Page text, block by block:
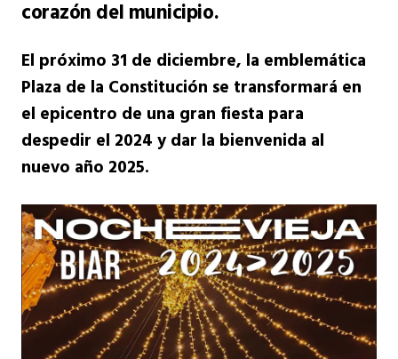
corazón del municipio.
El próximo 31 de diciembre, la emblemática
Plaza de la Constitución se transformará en
el epicentro de una gran fiesta para
despedir el 2024 y dar la bienvenida al
nuevo año 2025.